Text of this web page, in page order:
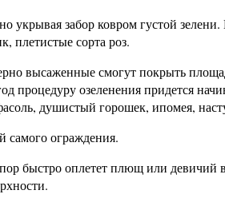
укрывая забор ковром густой
плетистые сорта роз.
высаженные смогут покрыть
процедуру озеленения придется
душистый горошек, ипомея,
самого ограждения.
быстро оплетет плющ или девичий